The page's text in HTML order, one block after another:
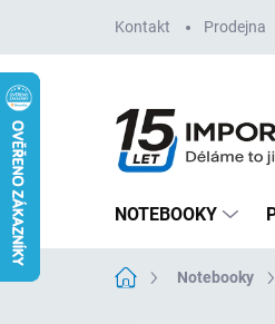
obsah
Kontakt Prodejna
NOTEBOOKY
Domů Notebooky